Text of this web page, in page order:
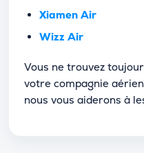
Xiamen Air
Wizz Air
Vous ne trouvez
votre compagnie
nous vous aiderons à